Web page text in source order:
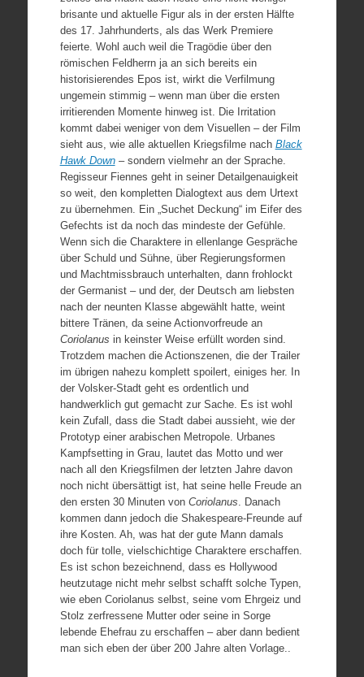
brisante und aktuelle Figur als in der ersten Hälfte
des 17. Jahrhunderts, als das Werk Premiere
feierte. Wohl auch weil die Tragödie über den
römischen Feldherrn ja an sich bereits ein
historisierendes Epos ist, wirkt die Verfilmung
ungemein stimmig – wenn man über die ersten
irritierenden Momente hinweg ist. Die Irritation
kommt dabei weniger von dem Visuellen – der Film
sieht aus, wie alle aktuellen Kriegsfilme nach Black
Hawk Down– sondern vielmehr an der Sprache.
Regisseur Fiennes geht in seiner Detailgenauigkeit
so weit, den kompletten Dialogtext aus dem Urtext
zu übernehmen. Ein „Suchet Deckung“ im Eifer des
Gefechts ist da noch das mindeste der Gefühle.
Wenn sich die Charaktere in ellenlange Gespräche
über Schuld und Sühne, über Regierungsformen
und Machtmissbrauch unterhalten, dann frohlockt
der Germanist – und der, der Deutsch am liebsten
nach der neunten Klasse abgewählt hatte, weint
bittere Tränen, da seine Actionvorfreude an
Coriolanus in keinster Weise erfüllt worden sind.
Trotzdem machen die Actionszenen, die der Trailer
im übrigen nahezu komplett spoilert, einiges her. In
der Volsker-Stadt geht es ordentlich und
handwerklich gut gemacht zur Sache. Es ist wohl
kein Zufall, dass die Stadt dabei aussieht, wie der
Prototyp einer arabischen Metropole. Urbanes
Kampfsetting in Grau, lautet das Motto und wer
nach all den Kriegsfilmen der letzten Jahre davon
noch nicht übersättigt ist, hat seine helle Freude an
den ersten 30 Minuten von Coriolanus . Danach
kommen dann jedoch die Shakespeare-Freunde auf
ihre Kosten. Ah, was hat der gute Mann damals
doch für tolle, vielschichtige Charaktere erschaffen.
Es ist schon bezeichnend, dass es Hollywood
heutzutage nicht mehr selbst schafft solche Typen,
wie eben Coriolanus selbst, seine vom Ehrgeiz und
Stolz zerfressene Mutter oder seine in Sorge
lebende Ehefrau zu erschaffen – aber dann bedient
man sich eben der über 200 Jahre alten Vorlage..